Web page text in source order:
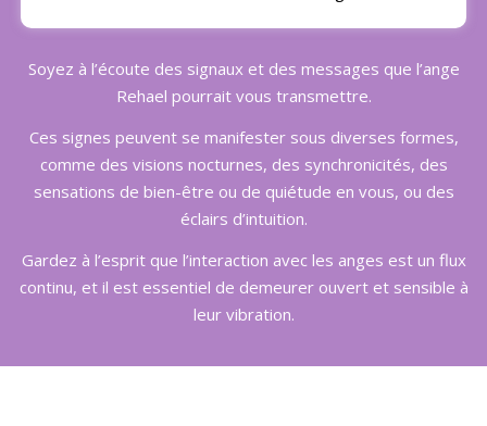
Soyez à l’écoute des signaux et des messages que l’ange
Rehael pourrait vous transmettre.
Ces signes peuvent se manifester sous diverses formes,
comme des visions nocturnes, des synchronicités, des
sensations de bien-être ou de quiétude en vous, ou des
éclairs d’intuition.
Gardez à l’esprit que l’interaction avec les anges est un flux
continu, et il est essentiel de demeurer ouvert et sensible à
leur vibration.